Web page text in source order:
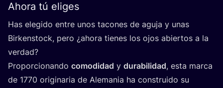
Ahora tú eliges
Has ele­gi­do entre unos taco­nes de agu­ja y unas
Bir­kens­tock, pero ¿aho­ra tie­nes los ojos abier­tos a la
verdad?
Pro­por­cio­nan­do como­di­dad y dura­bi­li­dad, esta mar­ca
de 1770 ori­gi­na­ria de Ale­ma­nia ha cons­trui­do su